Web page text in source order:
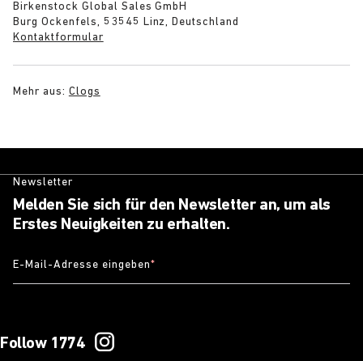
Birkenstock Global Sales GmbH
Burg Ockenfels, 53545 Linz, Deutschland
Kontaktformular
Mehr aus: Clogs
Newsletter
Melden Sie sich für den Newsletter an, um als
Erstes Neuigkeiten zu erhalten.
E-Mail-Adresse eingeben*
Follow 1774